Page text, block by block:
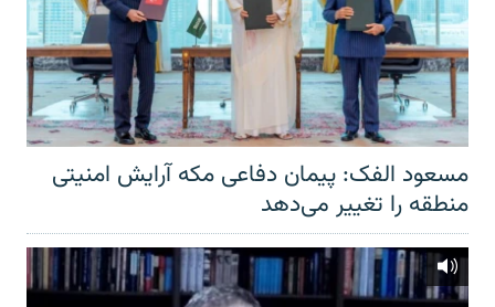
مسعود الفک: پیمان دفاعی مکه آرایش امنیتی
منطقه را تغییر می‌دهد